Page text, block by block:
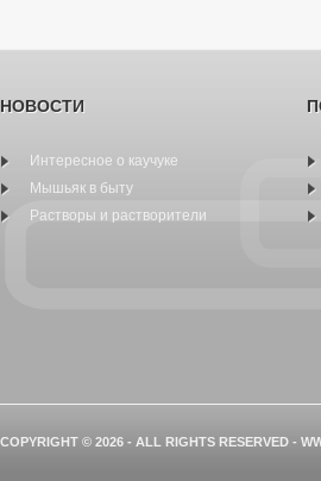
НОВОСТИ
Интересное о каучуке
Мышьяк в быту
Растворы и растворители
COPYRIGHT © 2026 - ALL RIGHTS RESERVED -